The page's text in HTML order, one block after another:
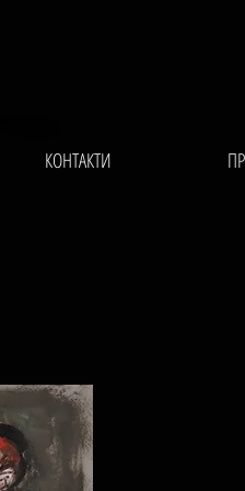
КОНТАКТИ